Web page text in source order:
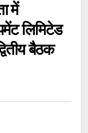
में
लिमिटेड
बैठक